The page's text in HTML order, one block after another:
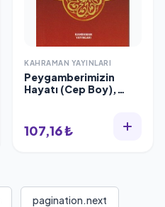
KAHRAMAN YAYINLARI
Peygamberimizin
Hayatı (Cep Boy),
107,16 ₺
pagination.next